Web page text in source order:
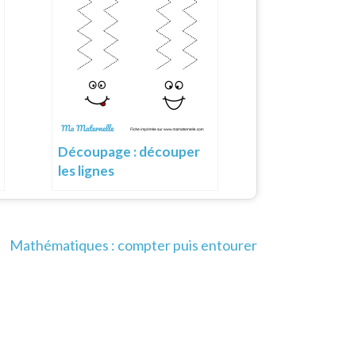
Découpage : découper
les lignes
Mathématiques : compter puis entourer